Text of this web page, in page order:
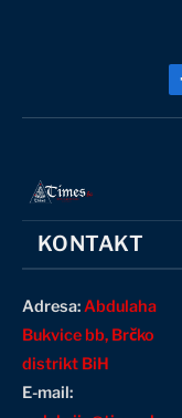
KONTAKT
Adresa:Abdulaha
Bukvice bb, Brčko
distrikt BiH
E-mail: